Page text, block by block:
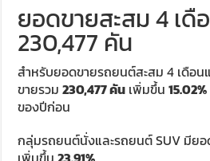
ยอดขายสะสม 4 เดื
230,477 คัน
สำหรับยอดขายรถยนต์สะสม 4 เดือ
ขายรวม230,477 คัน เพิ่มขึ้น15.02%
ของปีก่อน
กลุ่มรถยนต์นั่งและรถยนต์ SUV มีย